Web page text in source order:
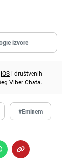
izvore
iOS i društvenih
ViberChata.
#Eminem